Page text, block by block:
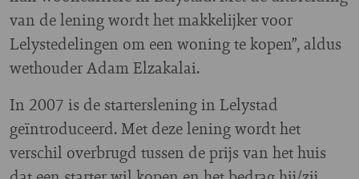
van de lening wordt het makkelijker voor
Lelystedelingen om een woning te kopen”, aldus
wethouder Adam Elzakalai.
In 2007 is de starterslening in Lelystad
geïntroduceerd. Met deze lening wordt het
verschil overbrugd tussen de prijs van het huis